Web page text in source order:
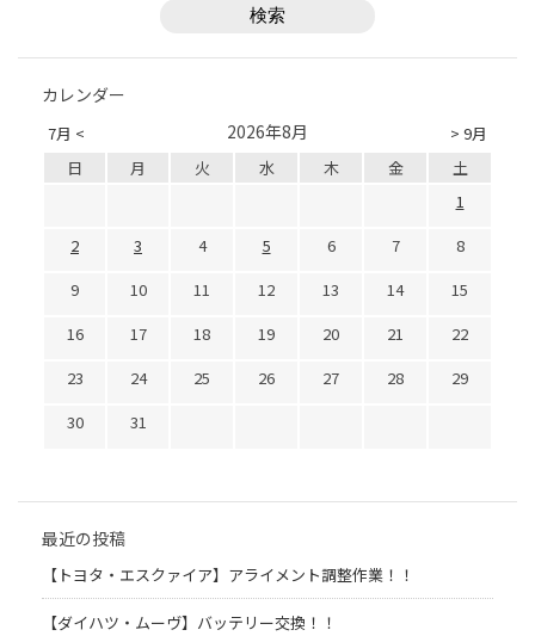
カレンダー
7月 < > 9月
2026年8月
日 月 火 水 木 金
土
1
2
3 4 5 6 7
8
9
10 11 12 13 14
15
16
17 18 19 20 21
22
23
24 25 26 27 28
29
30
31
最近の投稿
【トヨタ・エスクァイア】アライメント調整作業！！
【ダイハツ・ムーヴ】バッテリー交換！！